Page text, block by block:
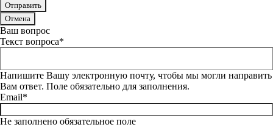
Отмена
Ваш вопрос
Текст вопроса*
Напишите Вашу электронную почту, чтобы мы могли направить
Вам ответ. Поле обязательно для заполнения.
Email*
Не заполнено обязательное поле